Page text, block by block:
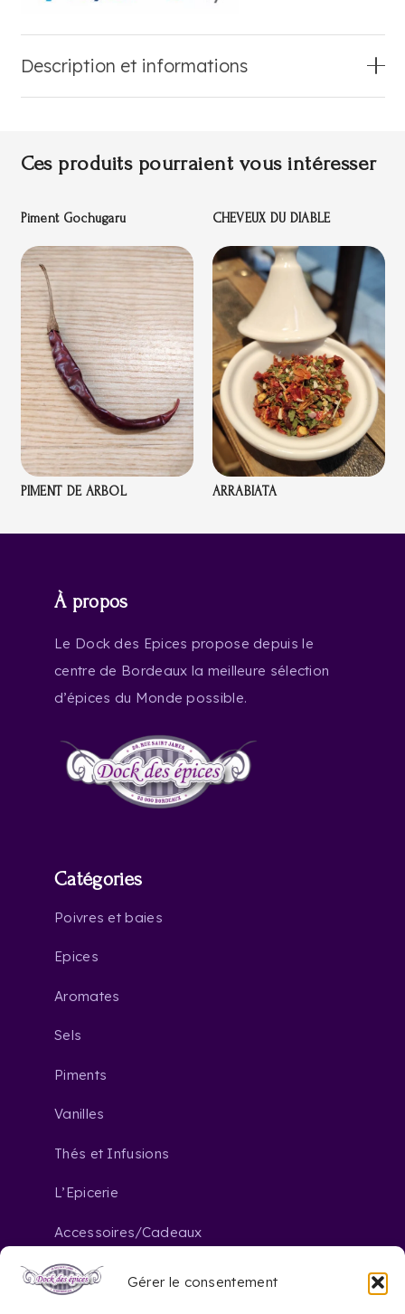
Gérer le consentement
Description et informations
Ces produits pourraient vous intéresser
Piment Gochugaru CHEVEUX DU DIABLE
PIMENT DE ARBOL ARRABIATA
À propos
Le Dock des Epices propose depuis le
centre de Bordeaux la meilleure sélection
d’épices du Monde possible.
Catégories
Poivres et baies
Epices
Aromates
Sels
Piments
Vanilles
Thés et Infusions
L’Epicerie
Accessoires/Cadeaux